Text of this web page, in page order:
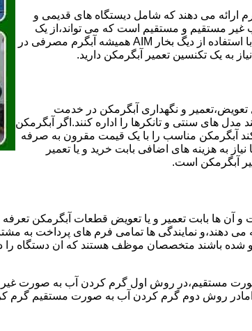
می دهند که شامل دیستگاه های قدیمی و
گالن و همچنین مخازن آب غیر مستقیم و مستقیم است که می تواند،از یک
سیستم دیگ بخار با کارآمدترین دیگهای آب مصرفی نیاز دارید و شما با استفاده از دیگ بخار AIM همیشه آبگرم مصرفی در
به یک تکنسین تعمیر آبگرمکن دارید.
تعویض،تعمیر و نگهداری آبگرمکن در خدمت
های سنتی و تانکرها را اداره کنند.اگر آبگرمکن
کند آبگرمکن مناسب را با یک قیمت مقرون به صرفه
به هزینه های اضافی بابت خرید و یا تعمیر
آبگرمکن است.
آن ها بابت تعمیر و یا تعویض قطعات آبگرمکن
می دهند،و نمایندگی ها تمامی فرم های پرداخت به
باشند متخصصان موظف هستند که ان دستگاه را
مستقیم،در روش اول گرم کردن آب به صورت غیر
روش دوم گرم کردن آب به صورت مستقیم گرم